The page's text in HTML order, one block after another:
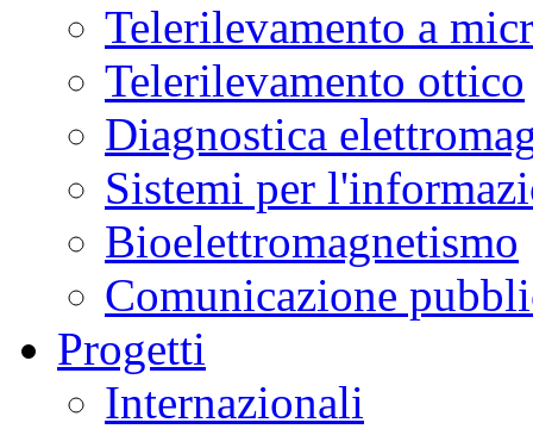
Telerilevamento a
Telerilevamento ottico
Diagnostica
Sistemi per
Bioelettromagnetismo
Comunicazione
Progetti
Internazionali